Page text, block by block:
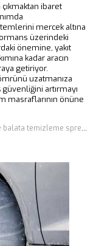
ibaret
mercek altına
üzerindeki
önemine, yakıt
kadar aracın
getiriyor.
uzatmanıza
artırmayı
masraflarının önüne
Motor yağ katkısı,Motor temizleme spreyi,Fren ve balata temizleme spreyi,Lastik tamir kiti